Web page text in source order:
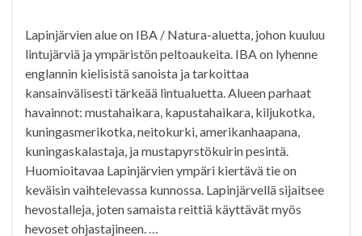
Lapinjärvien alue on IBA / Natura-aluetta, johon kuuluu
lintujärviä ja ympäristön peltoaukeita. IBA on lyhenne
englannin kielisistä sanoista ja tarkoittaa
kansainvälisesti tärkeää lintualuetta. Alueen parhaat
havainnot: mustahaikara, kapustahaikara, kiljukotka,
kuningasmerikotka, neitokurki, amerikanhaapana,
kuningaskalastaja, ja mustapyrstökuirin pesintä.
Huomioitavaa Lapinjärvien ympäri kiertävä tie on
keväisin vaihtelevassa kunnossa. Lapinjärvellä sijaitsee
hevostalleja, joten samaista reittiä käyttävät myös
hevoset ohjastajineen. …